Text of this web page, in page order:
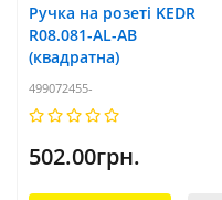
Ручка на розеті KEDR
R08.081-AL-AB
(квадратна)
499072455-
502.00грн.